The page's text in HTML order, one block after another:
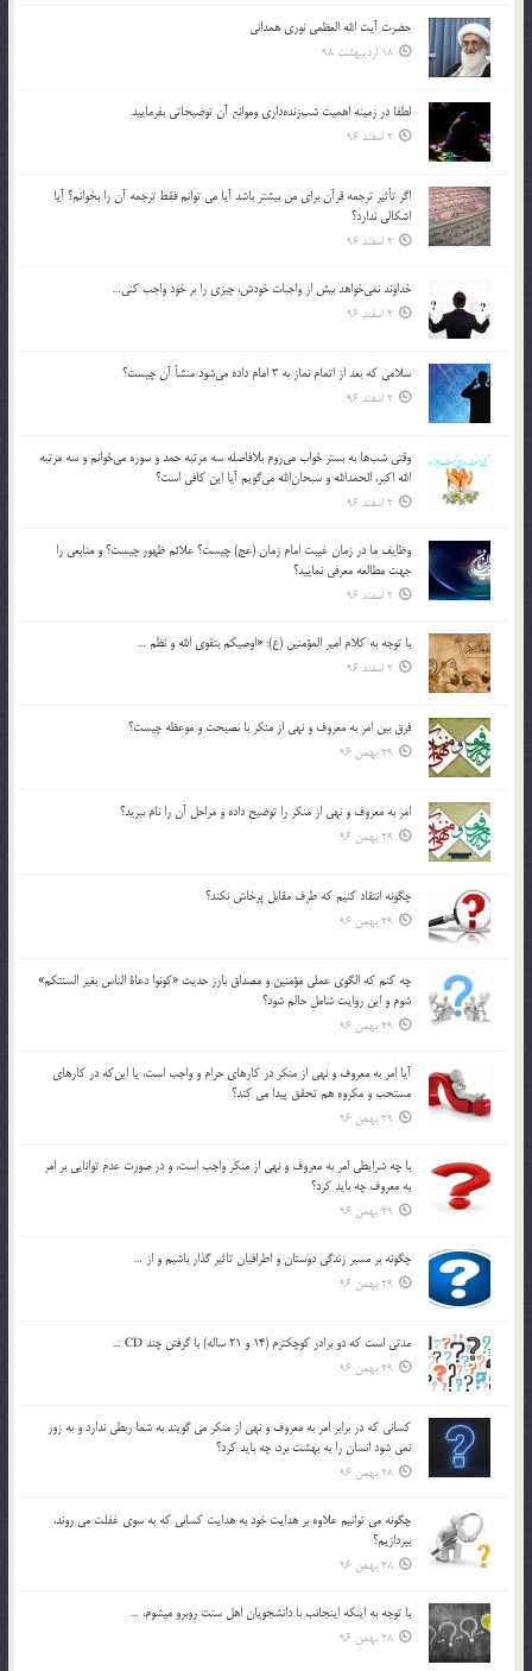
حضرت آیت الله العظمی نوری همدانی
18 اردیبهشت 98
لطفا در زمينه اهميت شب‌زنده‌داري وموانع آن توضيحاتي بفرماييد.
2 اسفند 96
اگر تأثير ترجمه قرآن براي من بيشتر باشد آيا مي توانم فقط ترجمه آن را بخوانم؟ آيا
اشكالي ندارد؟
2 اسفند 96
خداوند نمي‌خواهد بيش از واجبات خودش، چيزي را بر خود واجب كني…
2 اسفند 96
سلامي كه بعد از اتمام نماز به 3 امام داده مي‌شود منشأ آن چيست؟
2 اسفند 96
وقتي شب‌ها به بستر خواب مي‌روم بلافاصله سه مرتبه حمد و سوره مي‌خوانم و سه مرتبه
الله اكبر، الحمدالله و سبحان‌الله مي‌گويم آيا اين كافي است؟
2 اسفند 96
وظايف ما در زمان غيبت امام زمان (عج) چيست؟ علائم ظهور چيست؟ و منابعي را
جهت مطالعه معرفي نماييد؟
2 اسفند 96
با توجه به كلام امير المؤمنين (ع): «اوصيكم بتقوي الله و نظم …
2 اسفند 96
فرق بين امر به معروف و نهي از منكر با نصيحت و موعظه چيست؟
29 بهمن 96
امر به معروف و نهي از منكر را توضيح داده و مراحل آن را نام ببريد؟
29 بهمن 96
چگونه انتقاد كنيم كه طرف مقابل پرخاش نكند؟
29 بهمن 96
چه كنم كه الگوي عملي مؤمنين و مصداق بارز حديث «كونوا دعاة الناس بغير السنتكم»
شوم و اين روايت شامل حالم شود؟
29 بهمن 96
آيا امر به معروف و نهي از منكر در كارهاي حرام و واجب است، يا اين‌كه در كارهاي
مستحب و مكروه هم تحقق پيدا مي كند؟
29 بهمن 96
با چه شرايطي امر به معروف و نهي از منکر واجب است، و در صورت عدم توانايي بر امر
به معروف چه بايد کرد؟
29 بهمن 96
چگونه بر مسير زندگي دوستان و اطرافيان تاثير گذار باشيم و از …
29 بهمن 96
مدتي است كه دو برادر كوچكترم (14 و 21 ساله) با گرفتن چند CD …
29 بهمن 96
كساني كه در برابر امر به معروف و نهي از منكر مي گويند به شما ربطي ندارد و به زور
نمي شود انسان را به بهشت برد، چه بايد كرد؟
28 بهمن 96
چگونه مي توانيم علاوه بر هدايت خود به هدايت كساني كه به سوي غفلت مي روند،
بپردازيم؟
28 بهمن 96
با توجه به اينكه اينجانب با دانشجويان اهل سنت روبرو مي‎شوم، …
28 بهمن 96